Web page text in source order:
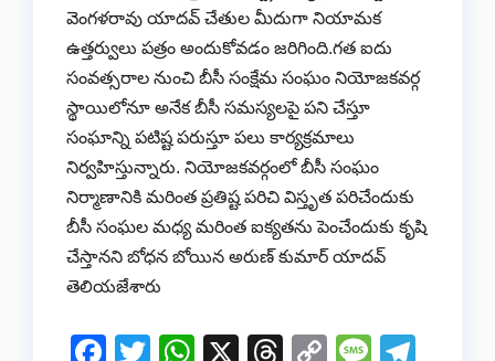
వెంగళరావు యాదవ్ చేతుల మీదుగా నియామక
ఉత్తర్వులు పత్రం అందుకోవడం జరిగింది.గత ఐదు
సంవత్సరాల నుంచి బీసీ సంక్షేమ సంఘం నియోజకవర్గ
స్థాయిలోనూ అనేక బీసీ సమస్యలపై పని చేస్తూ
సంఘాన్ని పటిష్ట పరుస్తూ పలు కార్యక్రమాలు
నిర్వహిస్తున్నారు. నియోజకవర్గంలో బీసీ సంఘం
నిర్మాణానికి మరింత ప్రతిష్ట పరిచి విస్తృత పరిచేందుకు
బీసీ సంఘల మధ్య మరింత ఐక్యతను పెంచేందుకు కృషి
చేస్తానని బోధన బోయిన అరుణ్ కుమార్ యాదవ్
తెలియజేశారు
F
T
W
X
T
C
M